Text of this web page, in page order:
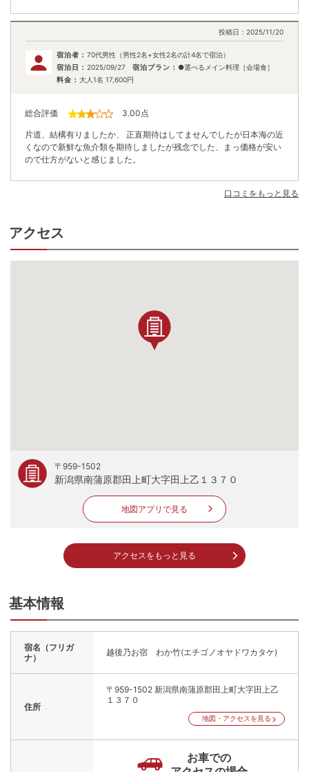
投稿日： 2025/11/20
宿泊者： 70代男性（男性2名+女性2名の計4名で宿泊）
宿泊日： 2025/09/27 宿泊プラン： ●選べるメイン料理［会場食］
料金： 大人1名 17,600円
総合評価 3.00 点
片道、結構有りましたか、 正直期待はしてませんでしたが日本海の近
くなので新鮮な魚介類を期待しましたが残念でした、まっ価格が安い
ので仕方がないと感じました。
口コミをもっと見る
アクセス
〒959-1502
新潟県南蒲原郡田上町大字田上乙１３７０
地図アプリで見る
アクセスをもっと見る
基本情報
宿名（フリガ
ナ）
越後乃お宿 わか竹(エチゴノオヤドワカタケ)
住所
〒959-1502 新潟県南蒲原郡田上町大字田上乙
１３７０
地図・アクセスを見る
お車での